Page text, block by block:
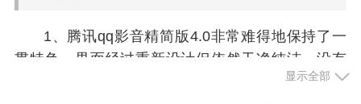
1、腾讯qq影音精简版4.0非常难得地保持了一
贯特色，界面经过重新设计但依然干净纯洁，没有
任何植入广告，甚至安装过程中都没有任何捆绑
显示全部